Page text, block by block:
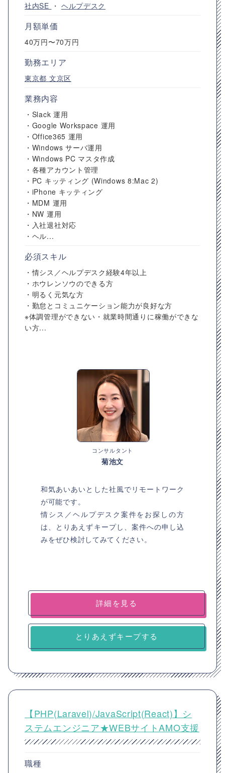
社内SE ・ ヘルプデスク
月額単価
40万円〜70万円
勤務エリア
東京都 文京区
業務内容
・Slack 運用
・Google Workspace 運用
・Office365 運用
・Windows サーバ運用
・Windows PC マスタ作成
・各種アカウント管理
・PC キッティング (Windows 8:Mac 2)
・iPhone キッティング
・MDM 運用
・NW 運用
・入社退社対応
・ヘル...
必須スキル
・情シス／ヘルプデスク経験4年以上
・ホウレンソウのできる方
・明るく元気な方
・勤怠とコミュニケーション能力が良好な方
※体調管理ができない・就業時間通りに稼働ができな
い方...
コンサルタント
菊池文
和気あいあいとした社風でリモートワーク
が可能です。
情シス／ヘルプデスク案件をお探しの方
は、とりあえずキープし、案件への申し込
みをぜひ検討してみてください。
詳細を見る
とりあえずキープする
【PHP(Laravel)/JavaScript(React)】シ
ステムエンジニア★WEBサイトAMO支援
職種